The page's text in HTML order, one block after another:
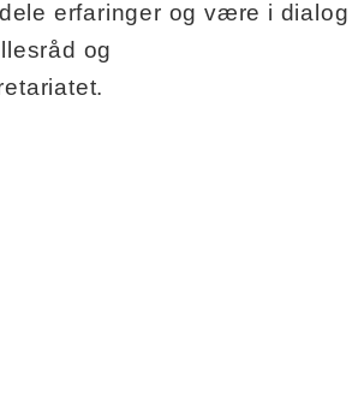
erfaringer og være i dialog
og